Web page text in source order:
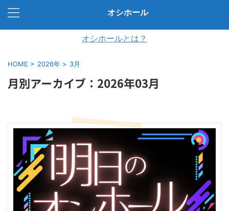
オシホール
オシホールとは？
HOME > 2026年 > 3月
月別アーカイブ：2026年03月